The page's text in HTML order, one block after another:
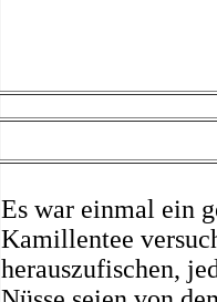
Es war einmal ein
Kamillentee
herauszufischen,